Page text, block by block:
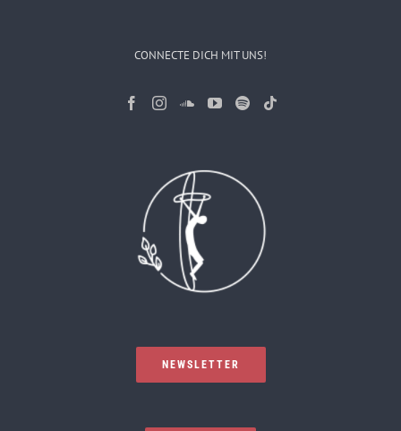
CONNECTE DICH MIT UNS!
NEWSLETTER